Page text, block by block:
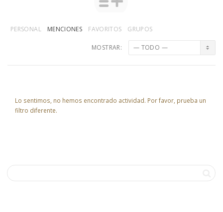
PERSONAL MENCIONES FAVORITOS GRUPOS
MOSTRAR:
Lo sentimos, no hemos encontrado actividad. Por favor, prueba un
filtro diferente.